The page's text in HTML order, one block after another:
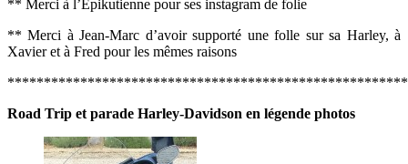
** Merci à l’Epikutienne pour ses instagram de folie
** Merci à Jean-Marc d’avoir supporté une folle sur sa Harley, à
Xavier et à Fred pour les mêmes raisons
Road Trip et parade Harley-Davidson en légende photos